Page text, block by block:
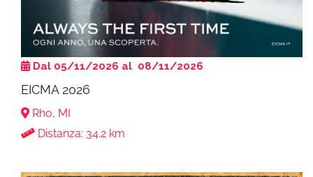
Dal 05/11/2026 al 08/11/2026
EICMA 2026
Rho, MI
Distanza: 34.2 km